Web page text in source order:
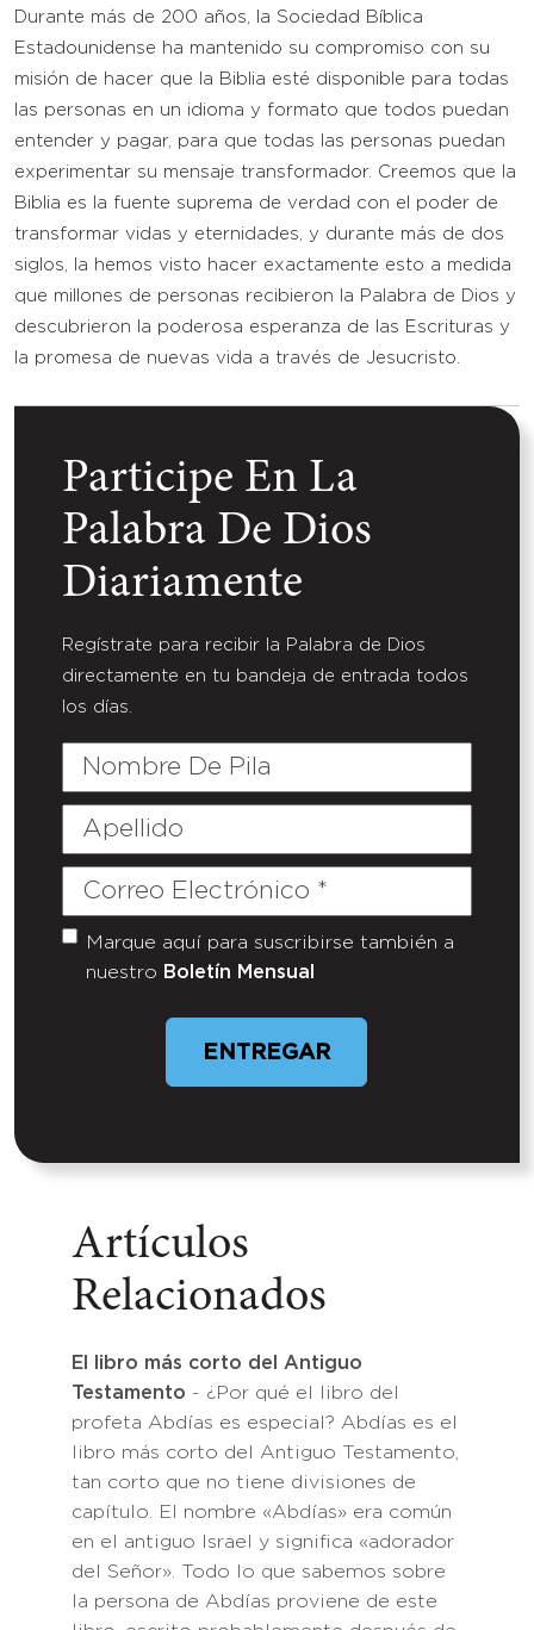
Durante más de 200 años, la Sociedad Bíblica
Estadounidense ha mantenido su compromiso con su
misión de hacer que la Biblia esté disponible para todas
las personas en un idioma y formato que todos puedan
entender y pagar, para que todas las personas puedan
experimentar su mensaje transformador. Creemos que la
Biblia es la fuente suprema de verdad con el poder de
transformar vidas y eternidades, y durante más de dos
siglos, la hemos visto hacer exactamente esto a medida
que millones de personas recibieron la Palabra de Dios y
descubrieron la poderosa esperanza de las Escrituras y
la promesa de nuevas vida a través de Jesucristo.
Participe En La
Palabra De Dios
Diariamente
Regístrate para recibir la Palabra de Dios
directamente en tu bandeja de entrada todos
los días.
Nombre
Pila
Apellido
Correo
Untitled
Marque aquí para suscribirse también a
nuestro Boletín Mensual
ENTREGAR
Artículos
Relacionados
El libro más corto del Antiguo
Testamento - ¿Por qué el libro del
profeta Abdías es especial? Abdías es el
libro más corto del Antiguo Testamento,
tan corto que no tiene divisiones de
capítulo. El nombre «Abdías» era común
en el antiguo Israel y significa «adorador
del Señor». Todo lo que sabemos sobre
la persona de Abdías proviene de este